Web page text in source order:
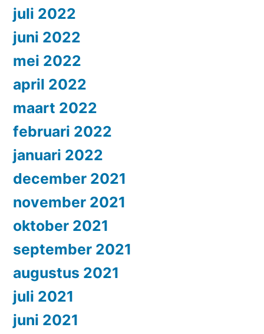
juli 2022
juni 2022
mei 2022
april 2022
maart 2022
februari 2022
januari 2022
december 2021
november 2021
oktober 2021
september 2021
augustus 2021
juli 2021
juni 2021